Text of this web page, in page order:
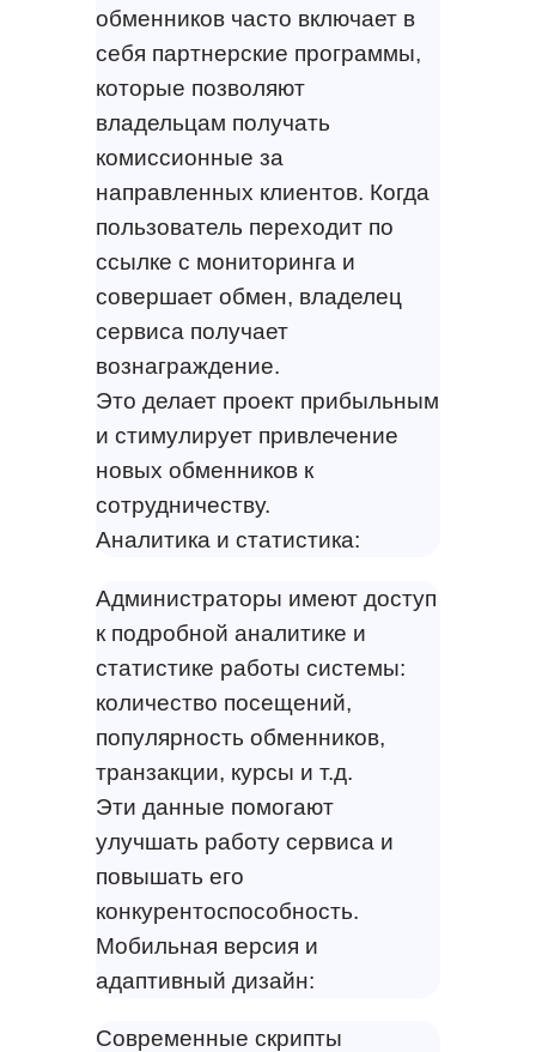
обменников часто включает в
себя партнерские программы,
которые позволяют
владельцам получать
комиссионные за
направленных клиентов. Когда
пользователь переходит по
ссылке с мониторинга и
совершает обмен, владелец
сервиса получает
вознаграждение.
Это делает проект прибыльным
и стимулирует привлечение
новых обменников к
сотрудничеству.
Аналитика и статистика:
Администраторы имеют доступ
к подробной аналитике и
статистике работы системы:
количество посещений,
популярность обменников,
транзакции, курсы и т.д.
Эти данные помогают
улучшать работу сервиса и
повышать его
конкурентоспособность.
Мобильная версия и
адаптивный дизайн:
Современные скрипты